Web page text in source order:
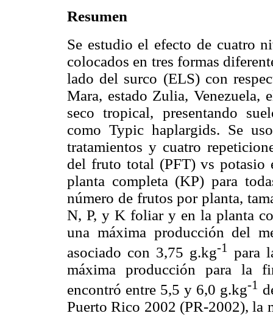
Resumen
Se estudio el efecto de cuatro
colocados en tres formas
lado del surco (ELS) con
Mara, estado Zulia, Venezuela,
seco tropical, presentando
como Typic haplargids. Se
tratamientos y cuatro
del fruto total (PFT) vs
planta completa (KP) para
número de frutos por planta,
N, P, y K foliar y en la planta
una máxima producción del
asociado con 3,75 g.kg-1
para
máxima producción para la
encontró entre 5,5 y 6,0 g.kg-1
Puerto Rico 2002 (PR-2002), la